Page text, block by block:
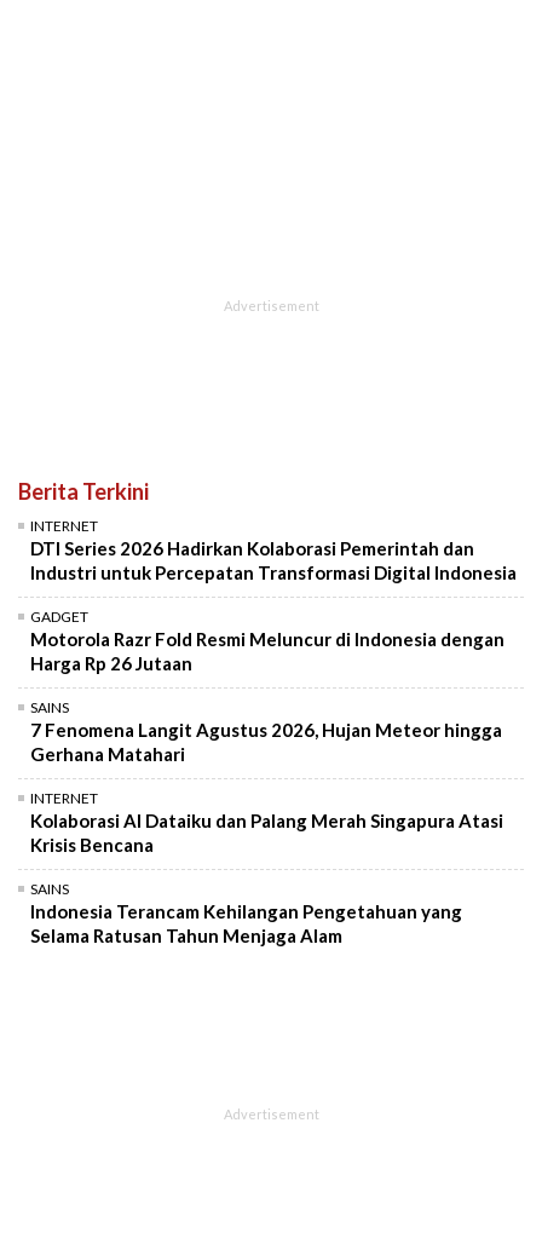
Berita Terkini
INTERNET
DTI Series 2026 Hadirkan Kolaborasi Pemerintah dan
Industri untuk Percepatan Transformasi Digital Indonesia
GADGET
Motorola Razr Fold Resmi Meluncur di Indonesia dengan
Harga Rp 26 Jutaan
SAINS
7 Fenomena Langit Agustus 2026, Hujan Meteor hingga
Gerhana Matahari
INTERNET
Kolaborasi AI Dataiku dan Palang Merah Singapura Atasi
Krisis Bencana
SAINS
Indonesia Terancam Kehilangan Pengetahuan yang
Selama Ratusan Tahun Menjaga Alam